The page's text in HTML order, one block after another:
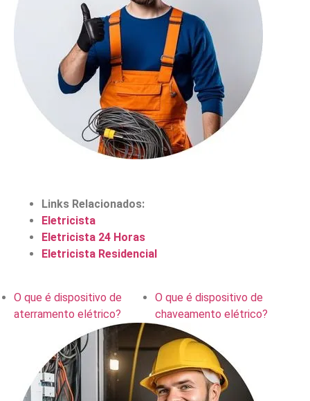
Links Relacionados:
Eletricista
Eletricista 24 Horas
Eletricista Residencial
O que é dispositivo de
aterramento elétrico?
O que é dispositivo de
chaveamento elétrico?